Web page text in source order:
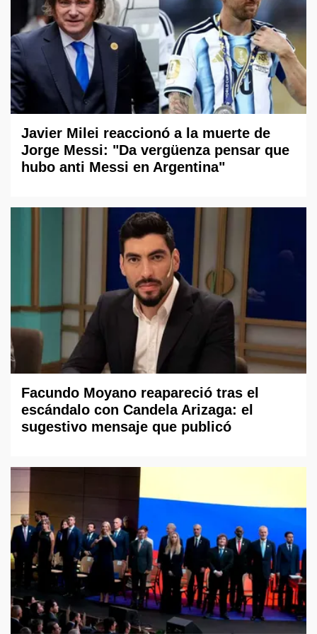
Javier Milei reaccionó a la muerte de
Jorge Messi: "Da vergüenza pensar que
hubo anti Messi en Argentina"
Facundo Moyano reapareció tras el
escándalo con Candela Arizaga: el
sugestivo mensaje que publicó